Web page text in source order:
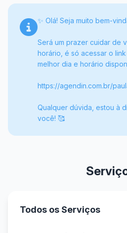
✨ Olá! Seja muito bem-
Será um prazer cuidar de
horário, é só acessar o
melhor dia e horário
https://agendin.com.br/
Qualquer dúvida, estou à
você! 🥰
Todos os Serviços